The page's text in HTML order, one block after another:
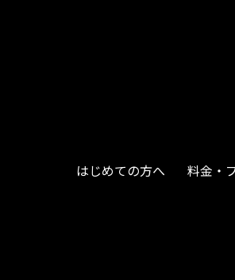
はじめての方へ 料金・